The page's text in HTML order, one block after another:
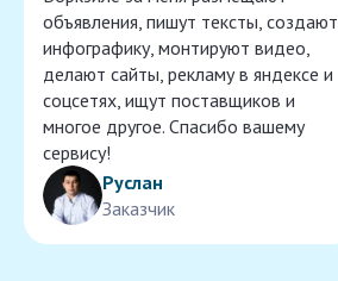
объявления, пишут тексты, создают
инфографику, монтируют видео,
делают сайты, рекламу в яндексе и
соцсетях, ищут поставщиков и
многое другое. Спасибо вашему
сервису!
Руслан
Заказчик